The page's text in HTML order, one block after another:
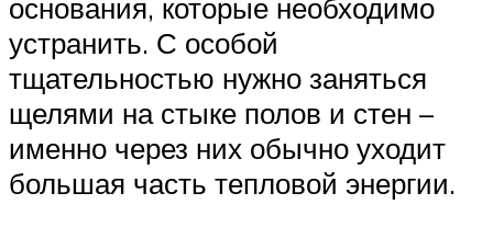
основания, которые необходимо
устранить. С особой
тщательностью нужно заняться
щелями на стыке полов и стен –
именно через них обычно уходит
большая часть тепловой энергии.